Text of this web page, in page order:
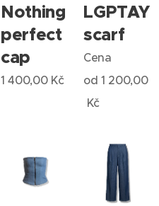
Nothing
perfect
cap
1 400,00Kč
LGPTAY
scarf
Cena
od1 200,00
Kč